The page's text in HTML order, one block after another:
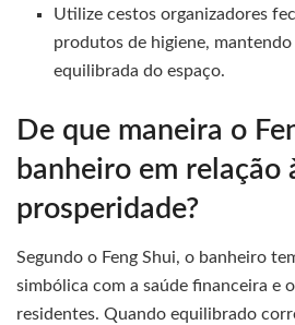
Utilize cestos organizadores
produtos de higiene,
equilibrada do espaço.
De que maneira o
banheiro em relação
prosperidade?
Segundo o Feng Shui, o banheiro
simbólica com a saúde financeira e
residentes. Quando equilibrado